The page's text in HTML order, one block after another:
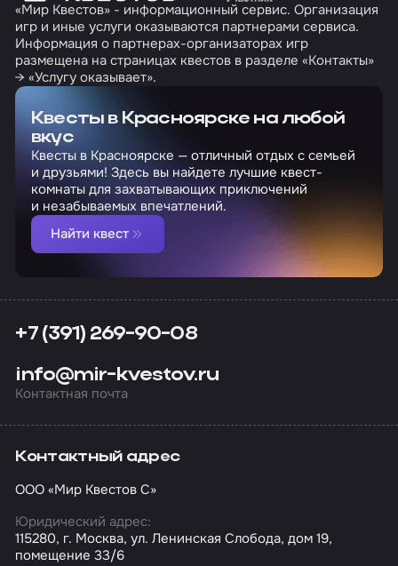
«Мир Квестов» - информационный сервис. Организация
игр и иные услуги оказываются партнерами сервиса.
Информация о партнерах-организаторах игр
размещена на страницах квестов в разделе «Контакты»
→ «Услугу оказывает».
Квесты в Красноярске на любой
вкус
Квесты в Красноярске — отличный отдых с семьей
и друзьями! Здесь вы найдете лучшие квест-
комнаты для захватывающих приключений
и незабываемых впечатлений.
Найти квест
+7 (391) 269-90-08
info@mir-kvestov.ru
Контактная почта
Контактный адрес
ООО «Мир Квестов С»
Юридический адрес:
115280, г. Москва, ул. Ленинская Слобода, дом 19,
помещение 33/6